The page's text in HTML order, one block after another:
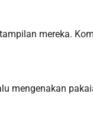
mereka.
mengenakan